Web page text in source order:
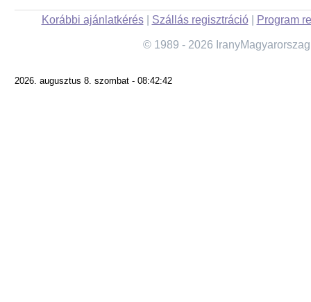
Korábbi ajánlatkérés| Szállás regisztráció| Program
© 1989 - 2026
2026. augusztus 8. szombat - 08:42:42